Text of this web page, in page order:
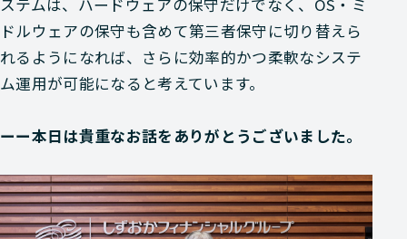
ステムは、ハードウェアの保守だけでなく、OS・ミ
ドルウェアの保守も含めて第三者保守に切り替えら
れるようになれば、さらに効率的かつ柔軟なシステ
ム運用が可能になると考えています。
ーー本日は貴重なお話をありがとうございました。